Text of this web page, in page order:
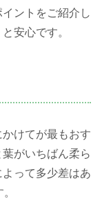
ントをご紹介し
安心です。
けてが最もおす
がいちばん柔ら
って多少差はあ